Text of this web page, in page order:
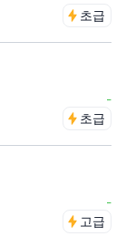
초급
-
초급
-
고급